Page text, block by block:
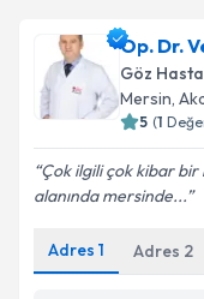
Op. Dr.
Göz
Mersin,
5 (1
Çok ilgili çok kibar bir
alanında mersinde...
Adres 1 Adres 2